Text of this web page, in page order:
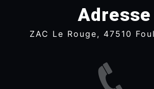
Adresse
ZAC Le Rouge, 47510